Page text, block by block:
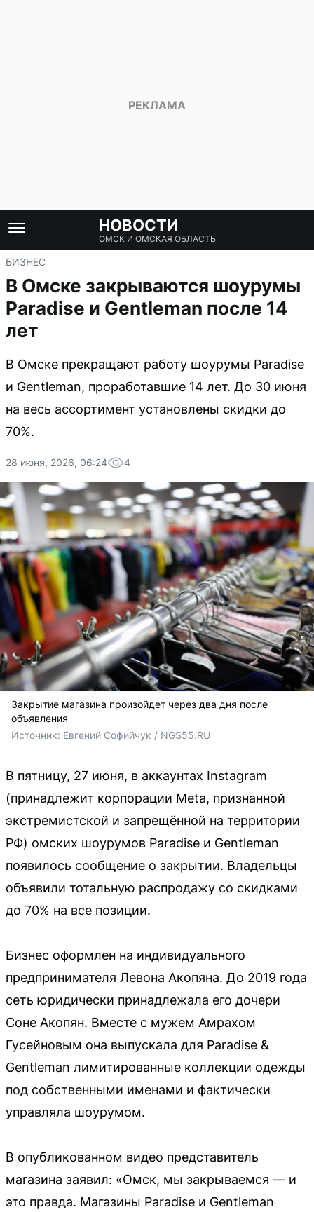
НОВОСТИ
ОМСК И ОМСКАЯ ОБЛАСТЬ
БИЗНЕС
В Омске закрываются шоурумы
Paradise и Gentleman после 14
лет
В Омске прекращают работу шоурумы Paradise
и Gentleman, проработавшие 14 лет. До 30 июня
на весь ассортимент установлены скидки до
70%.
28 июня, 2026, 06:24 4
Закрытие магазина произойдет через два дня после
объявления
Источник: Евгений Софийчук / NGS55.RU
В пятницу, 27 июня, в аккаунтах Instagram
(принадлежит корпорации Meta, признанной
экстремистской и запрещённой на территории
РФ) омских шоурумов Paradise и Gentleman
появилось сообщение о закрытии. Владельцы
объявили тотальную распродажу со скидками
до 70% на все позиции.
Бизнес оформлен на индивидуального
предпринимателя Левона Акопяна. До 2019 года
сеть юридически принадлежала его дочери
Соне Акопян. Вместе с мужем Амрахом
Гусейновым она выпускала для Paradise &
Gentleman лимитированные коллекции одежды
под собственными именами и фактически
управляла шоурумом.
В опубликованном видео представитель
магазина заявил: «Омск, мы закрываемся — и
это правда. Магазины Paradise и Gentleman